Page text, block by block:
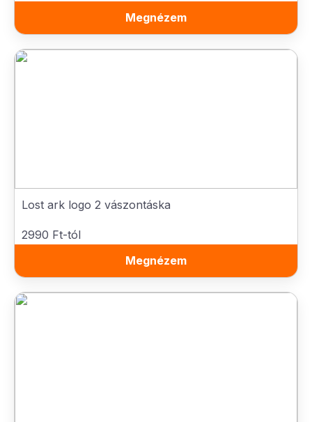
Megnézem
Lost ark logo 2 vászontáska
2990 Ft-tól
Megnézem